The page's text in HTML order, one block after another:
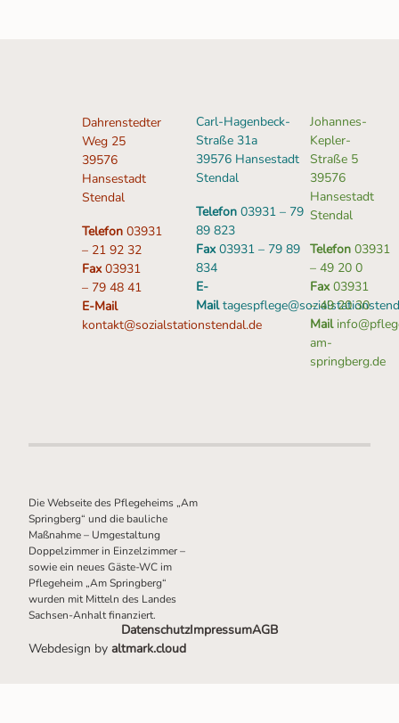
Dahrenstedter
Weg 25
39576
Hansestadt
Stendal
Telefon 03931
– 21 92 32
Fax 03931
– 79 48 41
E-Mail
kontakt@sozialstationstendal.de
Carl-Hagenbeck-
Straße 31a
39576 Hansestadt
Stendal
Telefon 03931 – 79
89 823
Fax 03931 – 79 89
834
E-
Mail
Johannes-
Kepler-
Straße 5
39576
Hansestadt
Stendal
Telefon 03931
– 49 20 0
Fax 03931
– 49 20 30
Mail
am-
springberg.de
Die Webseite des Pflegeheims „Am
Springberg“ und die bauliche
Maßnahme – Umgestaltung
Doppelzimmer in Einzelzimmer –
sowie ein neues Gäste-WC im
Pflegeheim „Am Springberg“
wurden mit Mitteln des Landes
Sachsen-Anhalt finanziert.
DatenschutzImpressumAGB
Webdesign by altmark.cloud